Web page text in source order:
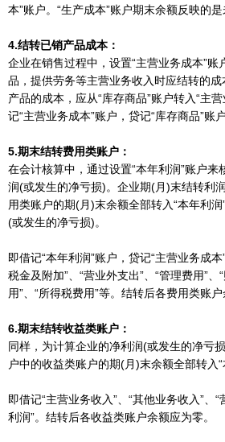
本”账户。“生产成本”账户期末余额反映的是
4.结转已销产品成本：
企业在销售过程中，设置“主营业务成本”
品，提供劳务等主营业务收入时应结转的
产品的成本，应从“库存商品”账户转入“主
记“主营业务成本”账户，贷记“库存商品”账户
5.期末结转费用类账户：
在会计核算中，通过设置“本年利润”账户来
润(或发生的净亏损)。企业期(月)末结转利
用类账户的期(月)末余额全部转入“本年利
(或发生的净亏损)。
即借记“本年利润”账户，贷记“主营业务成本
税金及附加”、“营业外支出”、“管理费用”、
用”、“所得税费用”等。结转后各费用类账户
6.期末结转收益类账户：
同样，为计算企业的净利润(或发生的净亏
户中的收益类账户的期(月)末余额全部转入“
即借记“主营业务收入”、“其他业务收入”、
利润”。结转后各收益类账户余额应为零。